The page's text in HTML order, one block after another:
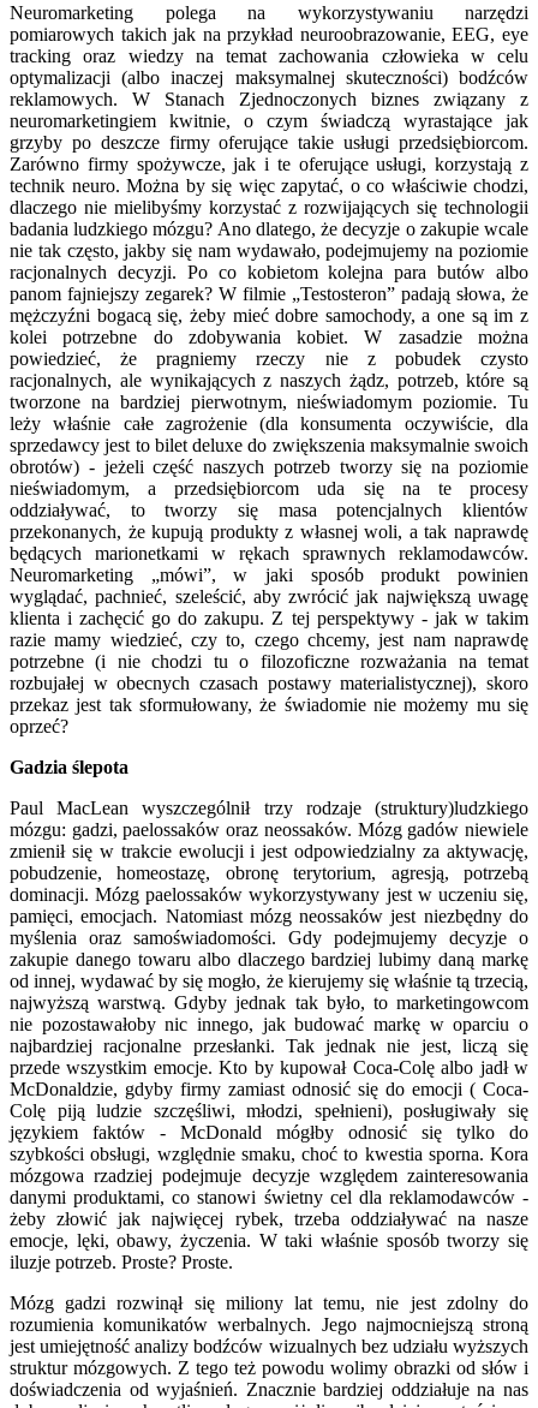
Neuromarketing polega na wykorzystywaniu narzędzi
pomiarowych takich jak na przykład neuroobrazowanie, EEG, eye
tracking oraz wiedzy na temat zachowania człowieka w celu
optymalizacji (albo inaczej maksymalnej skuteczności) bodźców
reklamowych. W Stanach Zjednoczonych biznes związany z
neuromarketingiem kwitnie, o czym świadczą wyrastające jak
grzyby po deszcze firmy oferujące takie usługi przedsiębiorcom.
Zarówno firmy spożywcze, jak i te oferujące usługi, korzystają z
technik neuro. Można by się więc zapytać, o co właściwie chodzi,
dlaczego nie mielibyśmy korzystać z rozwijających się technologii
badania ludzkiego mózgu? Ano dlatego, że decyzje o zakupie wcale
nie tak często, jakby się nam wydawało, podejmujemy na poziomie
racjonalnych decyzji. Po co kobietom kolejna para butów albo
panom fajniejszy zegarek? W filmie „Testosteron” padają słowa, że
mężczyźni bogacą się, żeby mieć dobre samochody, a one są im z
kolei potrzebne do zdobywania kobiet. W zasadzie można
powiedzieć, że pragniemy rzeczy nie z pobudek czysto
racjonalnych, ale wynikających z naszych żądz, potrzeb, które są
tworzone na bardziej pierwotnym, nieświadomym poziomie. Tu
leży właśnie całe zagrożenie (dla konsumenta oczywiście, dla
sprzedawcy jest to bilet deluxe do zwiększenia maksymalnie swoich
obrotów) - jeżeli część naszych potrzeb tworzy się na poziomie
nieświadomym, a przedsiębiorcom uda się na te procesy
oddziaływać, to tworzy się masa potencjalnych klientów
przekonanych, że kupują produkty z własnej woli, a tak naprawdę
będących marionetkami w rękach sprawnych reklamodawców.
Neuromarketing „mówi”, w jaki sposób produkt powinien
wyglądać, pachnieć, szeleścić, aby zwrócić jak największą uwagę
klienta i zachęcić go do zakupu. Z tej perspektywy - jak w takim
razie mamy wiedzieć, czy to, czego chcemy, jest nam naprawdę
potrzebne (i nie chodzi tu o filozoficzne rozważania na temat
rozbujałej w obecnych czasach postawy materialistycznej), skoro
przekaz jest tak sformułowany, że świadomie nie możemy mu się
oprzeć?
Gadzia ślepota
Paul MacLean wyszczególnił trzy rodzaje (struktury)ludzkiego
mózgu: gadzi, paelossaków oraz neossaków. Mózg gadów niewiele
zmienił się w trakcie ewolucji i jest odpowiedzialny za aktywację,
pobudzenie, homeostazę, obronę terytorium, agresją, potrzebą
dominacji. Mózg paelossaków wykorzystywany jest w uczeniu się,
pamięci, emocjach. Natomiast mózg neossaków jest niezbędny do
myślenia oraz samoświadomości. Gdy podejmujemy decyzje o
zakupie danego towaru albo dlaczego bardziej lubimy daną markę
od innej, wydawać by się mogło, że kierujemy się właśnie tą trzecią,
najwyższą warstwą. Gdyby jednak tak było, to marketingowcom
nie pozostawałoby nic innego, jak budować markę w oparciu o
najbardziej racjonalne przesłanki. Tak jednak nie jest, liczą się
przede wszystkim emocje. Kto by kupował Coca-Colę albo jadł w
McDonaldzie, gdyby firmy zamiast odnosić się do emocji ( Coca-
Colę piją ludzie szczęśliwi, młodzi, spełnieni), posługiwały się
językiem faktów - McDonald mógłby odnosić się tylko do
szybkości obsługi, względnie smaku, choć to kwestia sporna. Kora
mózgowa rzadziej podejmuje decyzje względem zainteresowania
danymi produktami, co stanowi świetny cel dla reklamodawców -
żeby złowić jak najwięcej rybek, trzeba oddziaływać na nasze
emocje, lęki, obawy, życzenia. W taki właśnie sposób tworzy się
iluzje potrzeb. Proste? Proste.
Mózg gadzi rozwinął się miliony lat temu, nie jest zdolny do
rozumienia komunikatów werbalnych. Jego najmocniejszą stroną
jest umiejętność analizy bodźców wizualnych bez udziału wyższych
struktur mózgowych. Z tego też powodu wolimy obrazki od słów i
doświadczenia od wyjaśnień. Znacznie bardziej oddziałuje na nas